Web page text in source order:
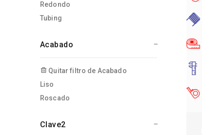
Redondo
Tubing
Acabado
Quitar filtro de Acabado
Liso
Roscado
Clave2